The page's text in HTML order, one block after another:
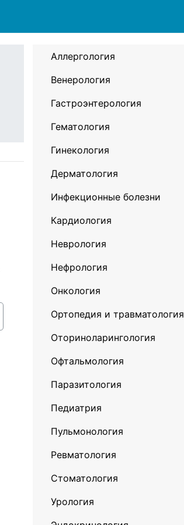
Аллергология
Венерология
Гастроэнтерология
Гематология
Гинекология
Дерматология
Инфекционные болезни
Кардиология
Неврология
Нефрология
Онкология
Ортопедия и травматология
Оториноларингология
Офтальмология
Паразитология
Педиатрия
Пульмонология
Ревматология
Стоматология
Урология